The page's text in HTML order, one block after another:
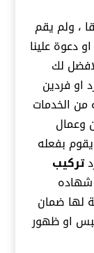
، ولم يقم
دعوة علينا
لك
او فردين
الخدمات
وعمال
بفعله
تركيب
شهاده
لها ضمان
او ظهور